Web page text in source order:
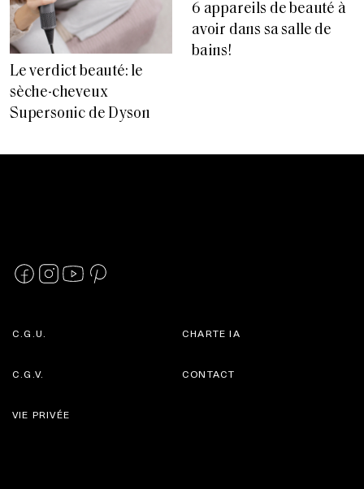
Le verdict beauté: le
sèche-cheveux
Supersonic de Dyson
6 appareils de beauté à
avoir dans sa salle de
bains!
C.G.U.
C.G.V.
CHARTE IA
CONTACT
VIE PRIVÉE